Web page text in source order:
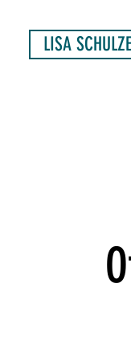
LISA SCHULZE